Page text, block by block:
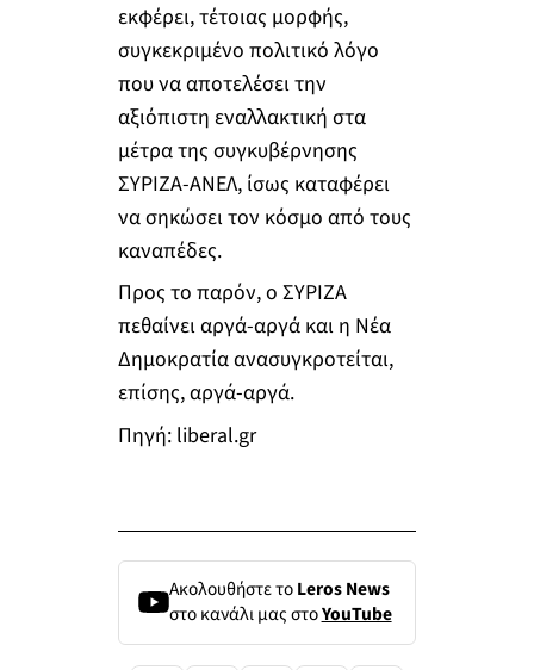
εκφέρει, τέτοιας μορφής,
συγκεκριμένο πολιτικό λόγο
που να αποτελέσει την
αξιόπιστη εναλλακτική στα
μέτρα της συγκυβέρνησης
ΣΥΡΙΖΑ-ΑΝΕΛ, ίσως καταφέρει
να σηκώσει τον κόσμο από τους
καναπέδες.
Προς το παρόν, ο ΣΥΡΙΖΑ
πεθαίνει αργά-αργά και η Νέα
Δημοκρατία ανασυγκροτείται,
επίσης, αργά-αργά.
Πηγή: liberal.gr
Ακολουθήστε τοLeros News
στο κανάλι μας στοYouTube